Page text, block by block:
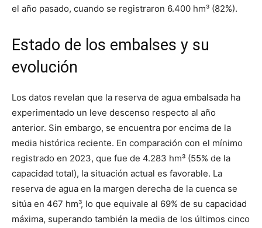
el año pasado, cuando se registraron 6.400 hm³ (82%).
Estado de los embalses y su
evolución
Los datos revelan que la reserva de agua embalsada ha
experimentado un leve descenso respecto al año
anterior. Sin embargo, se encuentra por encima de la
media histórica reciente. En comparación con el mínimo
registrado en 2023, que fue de 4.283 hm³ (55% de la
capacidad total), la situación actual es favorable. La
reserva de agua en la margen derecha de la cuenca se
sitúa en 467 hm³, lo que equivale al 69% de su capacidad
máxima, superando también la media de los últimos cinco